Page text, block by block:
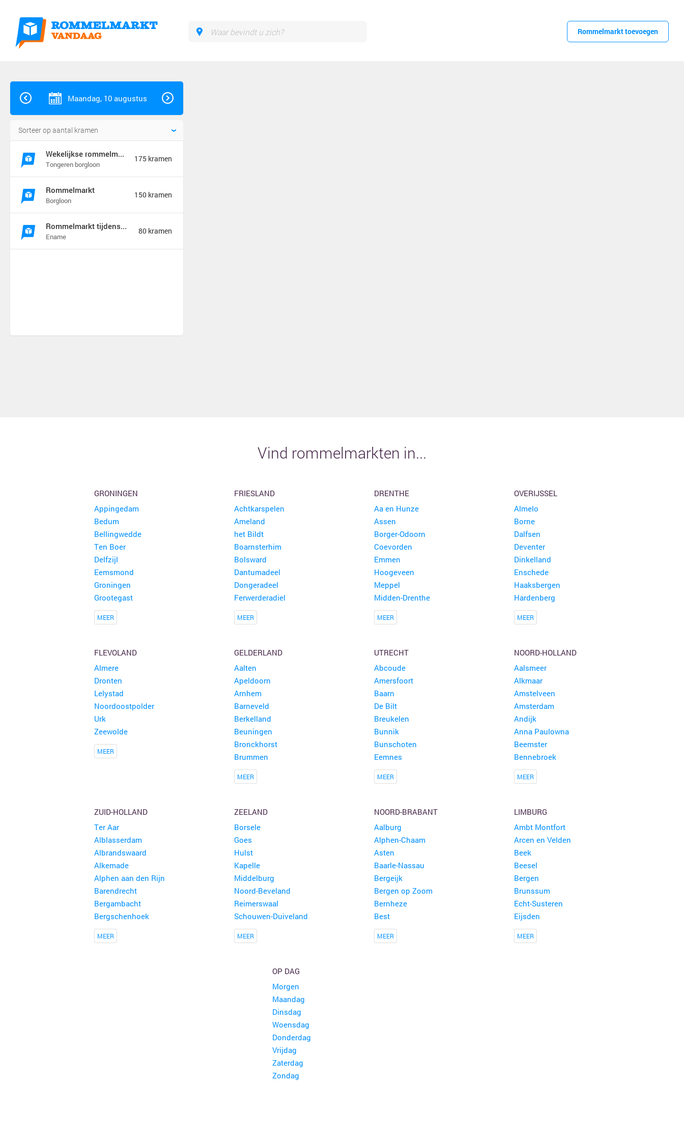
Rommelmarkt toevoegen
Maandag, 10 augustus
Wekelijkse rommelmarkt
Tongeren borgloon
175 kramen
Rommelmarkt
Borgloon
150 kramen
Rommelmarkt tijdens feeste t&#039;ename
Ename
80 kramen
Vind rommelmarkten in...
GRONINGEN
Appingedam
Bedum
Bellingwedde
Ten Boer
Delfzijl
Eemsmond
Groningen
Grootegast
MEER
FRIESLAND
Achtkarspelen
Ameland
het Bildt
Boarnsterhim
Bolsward
Dantumadeel
Dongeradeel
Ferwerderadiel
MEER
DRENTHE
Aa en Hunze
Assen
Borger-Odoorn
Coevorden
Emmen
Hoogeveen
Meppel
Midden-Drenthe
MEER
OVERIJSSEL
Almelo
Borne
Dalfsen
Deventer
Dinkelland
Enschede
Haaksbergen
Hardenberg
MEER
FLEVOLAND
Almere
Dronten
Lelystad
Noordoostpolder
Urk
Zeewolde
MEER
GELDERLAND
Aalten
Apeldoorn
Arnhem
Barneveld
Berkelland
Beuningen
Bronckhorst
Brummen
MEER
UTRECHT
Abcoude
Amersfoort
Baarn
De Bilt
Breukelen
Bunnik
Bunschoten
Eemnes
MEER
NOORD-HOLLAND
Aalsmeer
Alkmaar
Amstelveen
Amsterdam
Andijk
Anna Paulowna
Beemster
Bennebroek
MEER
ZUID-HOLLAND
Ter Aar
Alblasserdam
Albrandswaard
Alkemade
Alphen aan den Rijn
Barendrecht
Bergambacht
Bergschenhoek
MEER
ZEELAND
Borsele
Goes
Hulst
Kapelle
Middelburg
Noord-Beveland
Reimerswaal
Schouwen-Duiveland
MEER
NOORD-BRABANT
Aalburg
Alphen-Chaam
Asten
Baarle-Nassau
Bergeijk
Bergen op Zoom
Bernheze
Best
MEER
LIMBURG
Ambt Montfort
Arcen en Velden
Beek
Beesel
Bergen
Brunssum
Echt-Susteren
Eijsden
MEER
OP DAG
Morgen
Maandag
Dinsdag
Woensdag
Donderdag
Vrijdag
Zaterdag
Zondag